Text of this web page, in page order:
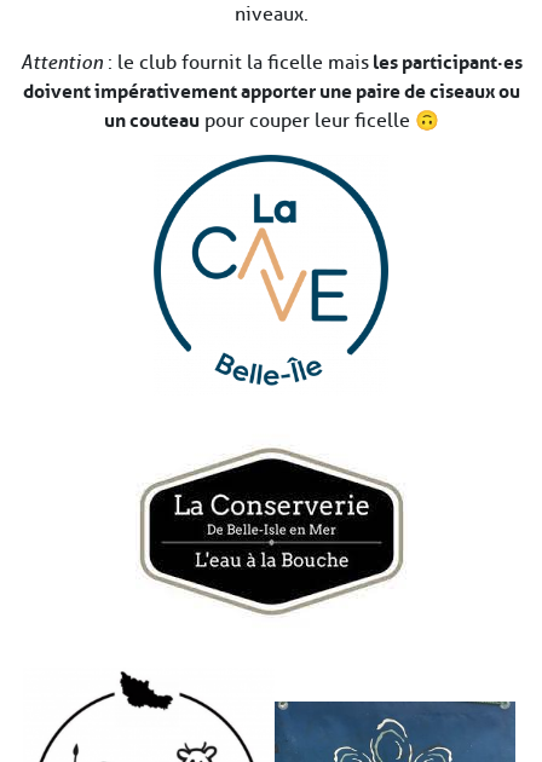
niveaux.
Attention: le club fournit la ficelle maisles participant·es
doivent impérativement apporter une paire de ciseaux ou
un couteaupour couper leur ficelle 🙃